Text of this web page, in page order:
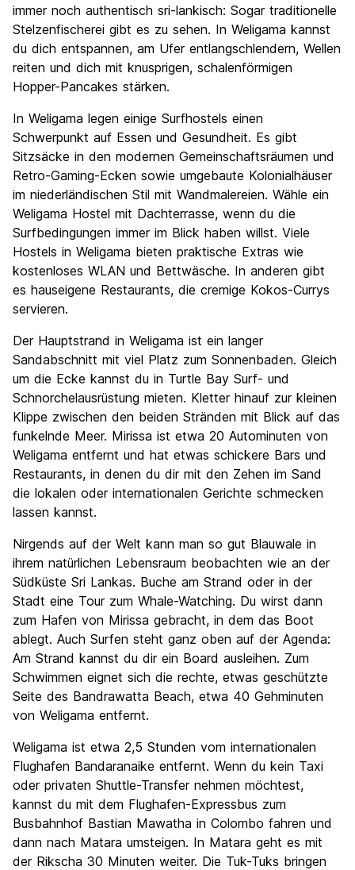
immer noch authentisch sri-lankisch: Sogar traditionelle
Stelzenfischerei gibt es zu sehen. In Weligama kannst
du dich entspannen, am Ufer entlangschlendern, Wellen
reiten und dich mit knusprigen, schalenförmigen
Hopper-Pancakes stärken.
In Weligama legen einige Surfhostels einen
Schwerpunkt auf Essen und Gesundheit. Es gibt
Sitzsäcke in den modernen Gemeinschaftsräumen und
Retro-Gaming-Ecken sowie umgebaute Kolonialhäuser
im niederländischen Stil mit Wandmalereien. Wähle ein
Weligama Hostel mit Dachterrasse, wenn du die
Surfbedingungen immer im Blick haben willst. Viele
Hostels in Weligama bieten praktische Extras wie
kostenloses WLAN und Bettwäsche. In anderen gibt
es hauseigene Restaurants, die cremige Kokos-Currys
servieren.
Der Hauptstrand in Weligama ist ein langer
Sandabschnitt mit viel Platz zum Sonnenbaden. Gleich
um die Ecke kannst du in Turtle Bay Surf- und
Schnorchelausrüstung mieten. Kletter hinauf zur kleinen
Klippe zwischen den beiden Stränden mit Blick auf das
funkelnde Meer. Mirissa ist etwa 20 Autominuten von
Weligama entfernt und hat etwas schickere Bars und
Restaurants, in denen du dir mit den Zehen im Sand
die lokalen oder internationalen Gerichte schmecken
lassen kannst.
Nirgends auf der Welt kann man so gut Blauwale in
ihrem natürlichen Lebensraum beobachten wie an der
Südküste Sri Lankas. Buche am Strand oder in der
Stadt eine Tour zum Whale-Watching. Du wirst dann
zum Hafen von Mirissa gebracht, in dem das Boot
ablegt. Auch Surfen steht ganz oben auf der Agenda:
Am Strand kannst du dir ein Board ausleihen. Zum
Schwimmen eignet sich die rechte, etwas geschützte
Seite des Bandrawatta Beach, etwa 40 Gehminuten
von Weligama entfernt.
Weligama ist etwa 2,5 Stunden vom internationalen
Flughafen Bandaranaike entfernt. Wenn du kein Taxi
oder privaten Shuttle-Transfer nehmen möchtest,
kannst du mit dem Flughafen-Expressbus zum
Busbahnhof Bastian Mawatha in Colombo fahren und
dann nach Matara umsteigen. In Matara geht es mit
der Rikscha 30 Minuten weiter. Die Tuk-Tuks bringen